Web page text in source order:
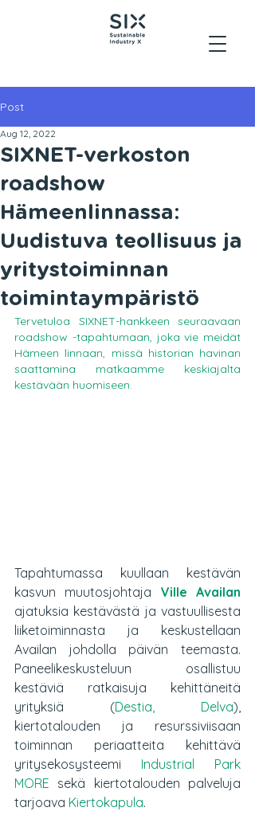
Post
SIXNET-verkoston
roadshow
Hämeenlinnassa:
Uudistuva teollisuus ja
yritystoiminnan
toimintaympäristö
Aug 12, 2022
Tervetuloa SIXNET-hankkeen seuraavaan
roadshow -tapahtumaan, joka vie meidät
Hämeen linnaan, missä historian havinan
saattamina matkaamme keskiajalta
kestävään huomiseen.
Tapahtumassa kuullaan kestävän
kasvun muutosjohtaja Ville Availan
ajatuksia kestävästä ja vastuullisesta
liiketoiminnasta ja keskustellaan
Availan johdolla päivän teemasta.
Paneelikeskusteluun osallistuu
kestäviä ratkaisuja kehittäneitä
yrityksiä (Destia Delva),
kiertotalouden ja resurssiviisaan
toiminnan periaatteita kehittävä
yritysekosysteemi Industrial Park
MORE sekä kiertotalouden palveluja
tarjoava Kiertokapula.